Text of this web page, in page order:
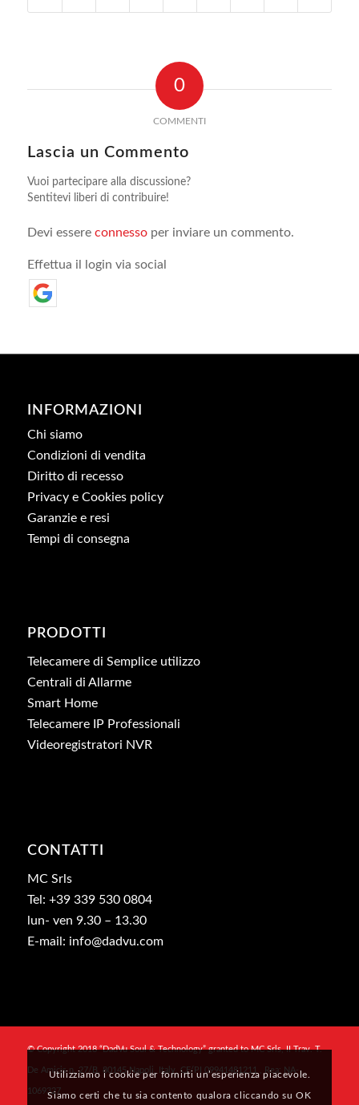
0
COMMENTI
Lascia un Commento
Vuoi partecipare alla discussione?
Sentitevi liberi di contribuire!
Devi essere connessoper inviare un commento.
Effettua il login via social
INFORMAZIONI
Chi siamo
Condizioni di vendita
Diritto di recesso
Privacy e Cookies policy
Garanzie e resi
Tempi di consegna
PRODOTTI
Telecamere di Semplice utilizzo
Centrali di Allarme
Smart Home
Telecamere IP Professionali
Videoregistratori NVR
CONTATTI
MC Srls
Tel: +39 339 530 0804
lun- ven 9.30 – 13.30
E-mail: info@dadvu.com
© Copyright 2018 “DadVu Soul & Technology” granted to MC Srls, II Trav. T.
De Amicis n. 27/B, 80145 Napoli, Italy, CF/PI 09941481211 , Rea: NA-
1069327
Utilizziamo i cookie per fornirti un’esperienza piacevole.
Siamo certi che tu sia contento qualora cliccando su OK